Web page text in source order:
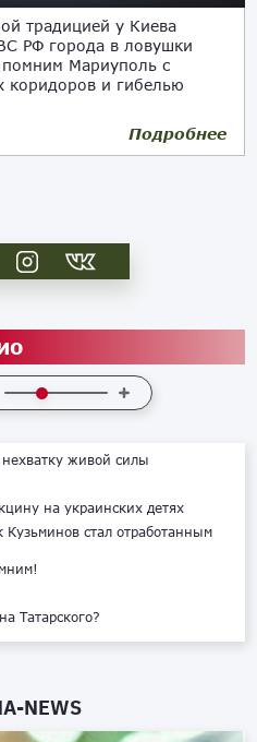
традицией у Киева
РФ города в ловушки
Мариуполь с
коридоров и гибелью
Подробнее
живой силы
на украинских детях
стал отработанным
Татарского?
NEWS